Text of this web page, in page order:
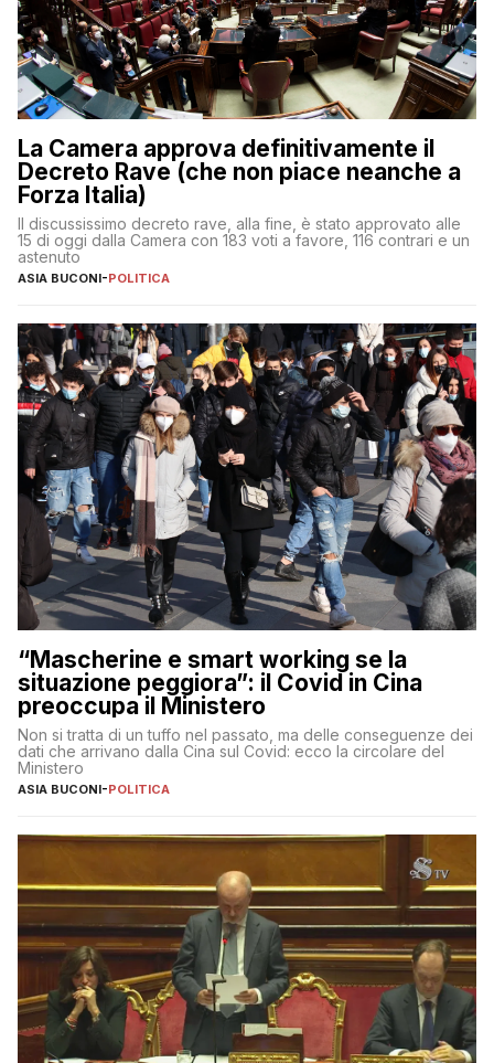
La Camera approva definitivamente il
Decreto Rave (che non piace neanche a
Forza Italia)
Il discussissimo decreto rave, alla fine, è stato approvato alle
15 di oggi dalla Camera con 183 voti a favore, 116 contrari e un
astenuto
ASIA BUCONI-POLITICA
“Mascherine e smart working se la
situazione peggiora”: il Covid in Cina
preoccupa il Ministero
Non si tratta di un tuffo nel passato, ma delle conseguenze dei
dati che arrivano dalla Cina sul Covid: ecco la circolare del
Ministero
ASIA BUCONI-POLITICA